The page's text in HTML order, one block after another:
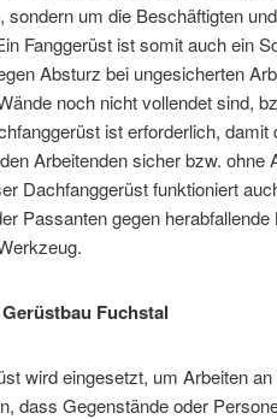
sondern um die Beschäftigten
Fanggerüst ist somit auch ein
Absturz bei ungesicherten
noch nicht vollendet sind,
ist erforderlich, damit
Arbeitenden sicher bzw. ohne
Dachfanggerüst funktioniert
Passanten gegen
Fuchstal
wird eingesetzt, um Arbeiten
dass Gegenstände oder